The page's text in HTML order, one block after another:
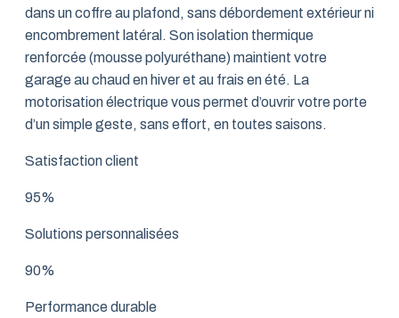
dans un coffre au plafond, sans débordement extérieur ni
encombrement latéral. Son isolation thermique
renforcée (mousse polyuréthane) maintient votre
garage au chaud en hiver et au frais en été. La
motorisation électrique vous permet d’ouvrir votre porte
d’un simple geste, sans effort, en toutes saisons.
Satisfaction client
95%
Solutions personnalisées
90%
Performance durable